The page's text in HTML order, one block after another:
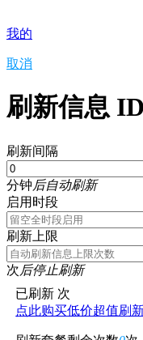
我的
取消
刷新信息
刷新间隔
分钟后自动刷新
启用时段
刷新上限
次后停止刷新
已刷新 次
点此购买低价超值刷